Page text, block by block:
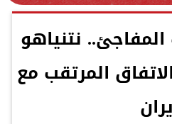
نتنياهو
المرتقب مع